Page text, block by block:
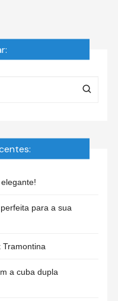
para a sua
Tramontina
a cuba dupla